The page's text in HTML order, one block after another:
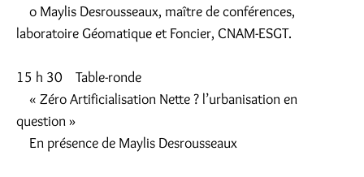
o Maylis Desrousseaux, maître de conférences,
laboratoire Géomatique et Foncier, CNAM-ESGT.
15 h 30 Table-ronde
« Zéro Artificialisation Nette ? l’urbanisation en
question »
En présence de Maylis Desrousseaux